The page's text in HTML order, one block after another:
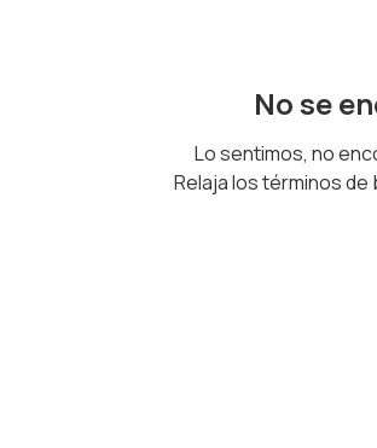
No se
Lo sentimos, no
Relaja los términos